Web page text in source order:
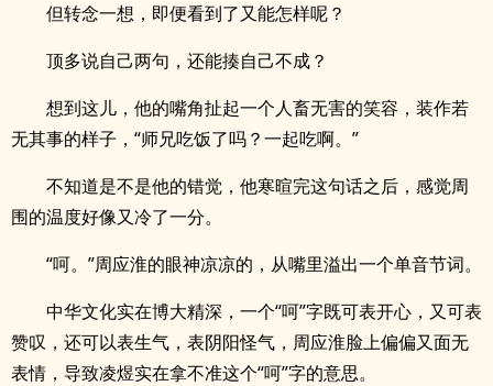
但转念一想，即便看到了又能怎样呢？
顶多说自己两句，还能揍自己不成？
想到这儿，他的嘴角扯起一个人畜无害的笑容，装作若
无其事的样子，“师兄吃饭了吗？一起吃啊。”
不知道是不是他的错觉，他寒暄完这句话之后，感觉周
围的温度好像又冷了一分。
“呵。”周应淮的眼神凉凉的，从嘴里溢出一个单音节词。
中华文化实在博大精深，一个“呵”字既可表开心，又可表
赞叹，还可以表生气，表阴阳怪气，周应淮脸上偏偏又面无
表情，导致凌煜实在拿不准这个“呵”字的意思。